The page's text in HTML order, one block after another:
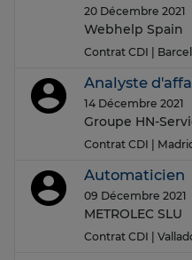
20 Décembre 2021
Webhelp Spain
Contrat CDI |
Analyste
14 Décembre 2021
Groupe HN-
Contrat CDI |
Automaticien
09 Décembre 2021
METROLEC SLU
Contrat CDI |